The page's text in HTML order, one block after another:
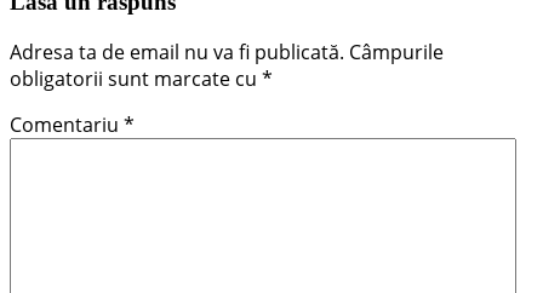
Adresa ta de email nu va fi publicată. Câmpurile
obligatorii sunt marcate cu *
Comentariu *